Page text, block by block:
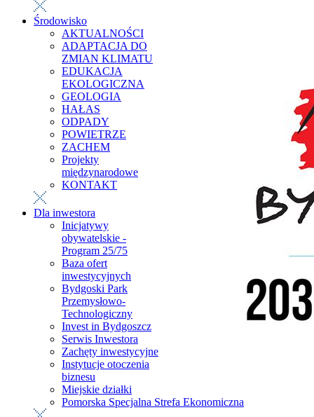
Środowisko
AKTUALNOŚCI
ADAPTACJA DO
ZMIAN KLIMATU
EDUKACJA
EKOLOGICZNA
GEOLOGIA
HAŁAS
ODPADY
POWIETRZE
ZACHEM
Projekty
międzynarodowe
KONTAKT
Dla inwestora
Inicjatywy
obywatelskie -
Program 25/75
Baza ofert
inwestycyjnych
Bydgoski Park
Przemysłowo-
Technologiczny
Invest in Bydgoszcz
Serwis Inwestora
Zachęty inwestycyjne
Instytucje otoczenia
biznesu
Miejskie działki
Pomorska Specjalna Strefa Ekonomiczna